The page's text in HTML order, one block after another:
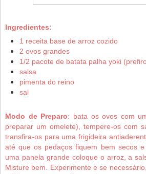
Ingredientes:
1 receita base de arroz cozido
2 ovos grandes
1/2 pacote de batata palha yoki
salsa
pimenta do reino
sal
Modo de Preparo: bata os ovos com
preparar um omelete), tempere-os com
transfira-os para uma frigideira
até que os pedaços fiquem bem secos
uma panela grande coloque o arroz, a
Misture bem. Experimente e se